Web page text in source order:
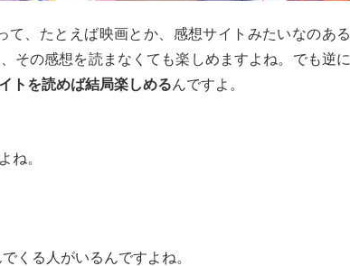
て、たとえば映画とか、感想サイトみたいなのある
その感想を読まなくても楽しめますよね。でも逆に
トを読めば結局楽しめるんですよ。
ね。
くる人がいるんですよね。